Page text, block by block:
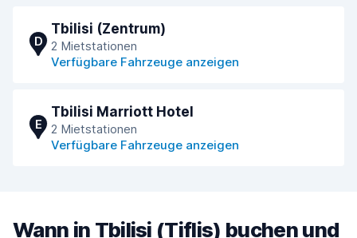
D
Tbilisi (Zentrum)
2 Mietstationen
Verfügbare Fahrzeuge anzeigen
E
Tbilisi Marriott Hotel
2 Mietstationen
Verfügbare Fahrzeuge anzeigen
Wann in Tbilisi (Tiflis) buchen und